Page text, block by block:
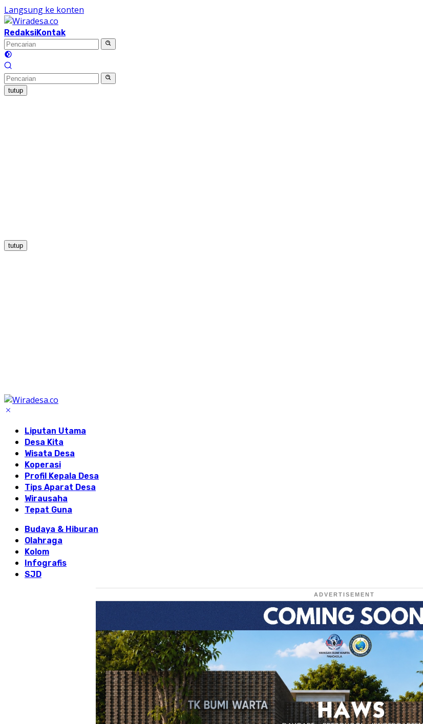
Langsung ke konten
RedaksiKontak
tutup
tutup
Liputan Utama
Desa Kita
Wisata Desa
Koperasi
Profil Kepala Desa
Tips Aparat Desa
Wirausaha
Tepat Guna
Budaya & Hiburan
Olahraga
Kolom
Infografis
SJD
ADVERTISEMENT